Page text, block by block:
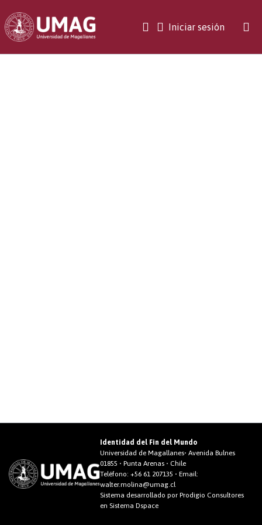
Iniciar sesión(current)
Identidad del Fin del Mundo
Universidad de Magallanes• Avenida Bulnes
01855 • Punta Arenas • Chile
Teléfono:+56 61 207135 • Email:
walter.molina@umag.cl
Sistema desarrollado por Prodigio Consultores
en Sistema Dspace